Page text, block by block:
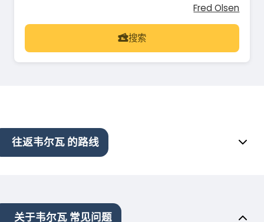
Fred Olsen
搜索
往返韦尔瓦 的路线
关于韦尔瓦 常见问题